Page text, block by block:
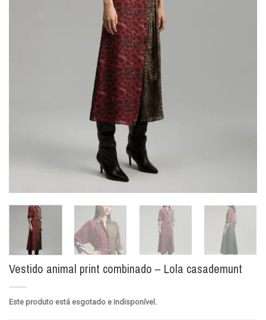
Vestido animal print combinado – Lola casademunt
Este produto está esgotado e indisponível.